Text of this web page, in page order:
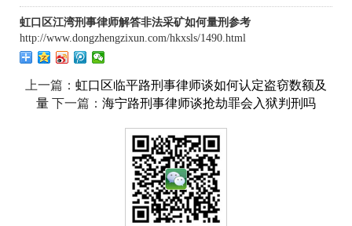
虹口区江湾刑事律师解答非法采矿如何量刑参考
http://www.dongzhengzixun.com/hkxsls/1490.html
上一篇： 虹口区临平路刑事律师谈如何认定盗窃数额及
量 下一篇： 海宁路刑事律师谈抢劫罪会入狱判刑吗